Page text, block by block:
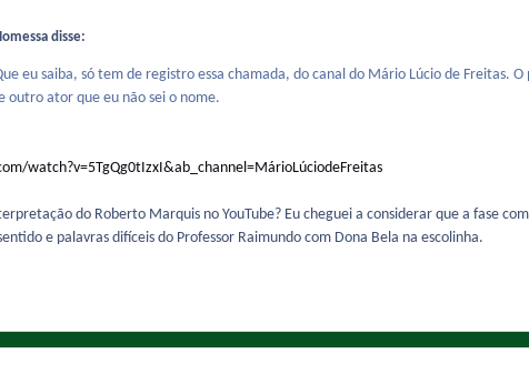
disse:
eu saiba, só tem de registro essa chamada, do canal do Mário Lúcio de Freitas.
outro ator que eu não sei o nome.
watch?v=5TgQg0tIzxI&ab_channel=MárioLúciodeFreitas
do Roberto Marquis no YouTube? Eu cheguei a considerar que a fase
e palavras difíceis do Professor Raimundo com Dona Bela na escolinha.